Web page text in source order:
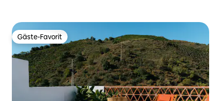
Gäste-Favorit
Gäste-Favorit